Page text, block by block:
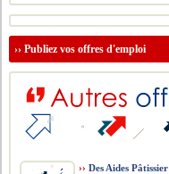
››Publiez vos offres d'emploi
›› Des Aides Pâtissier